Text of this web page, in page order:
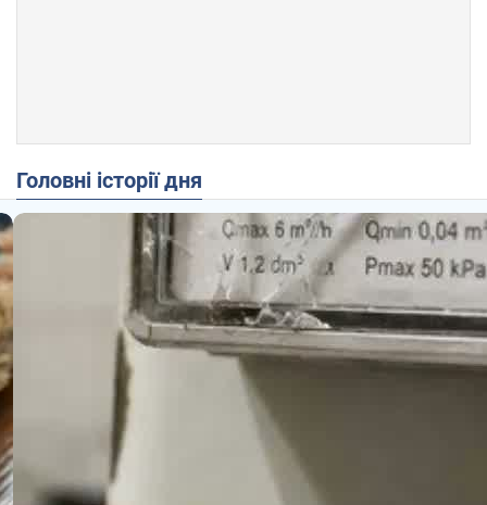
Головні історії дня